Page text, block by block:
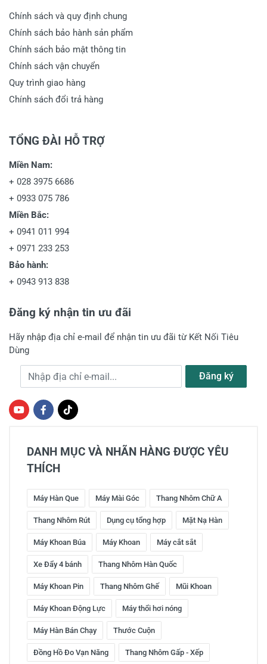
Chính sách và quy định chung
Chính sách bảo hành sản phẩm
Chính sách bảo mật thông tin
Chính sách vận chuyển
Quy trình giao hàng
Chính sách đổi trả hàng
TỔNG ĐÀI HỖ TRỢ
Miền Nam:
+ 028 3975 6686
+ 0933 075 786
Miền Bắc:
+ 0941 011 994
+ 0971 233 253
Bảo hành:
+ 0943 913 838
Đăng ký nhận tin ưu đãi
Hãy nhập địa chỉ e-mail để nhận tin ưu đãi từ Kết Nối Tiêu
Dùng
Địa chỉ e-mail Đăng ký
DANH MỤC VÀ NHÃN HÀNG ĐƯỢC YÊU
THÍCH
Máy Hàn Que Máy Mài Góc Thang Nhôm Chữ A
Thang Nhôm Rút Dụng cụ tổng hợp Mặt Nạ Hàn
Máy Khoan Búa Máy Khoan Máy cắt sắt
Xe Đẩy 4 bánh Thang Nhôm Hàn Quốc
Máy Khoan Pin Thang Nhôm Ghế Mũi Khoan
Máy Khoan Động Lực Máy thổi hơi nóng
Máy Hàn Bán Chạy Thước Cuộn
Đồng Hồ Đo Vạn Năng Thang Nhôm Gấp - Xếp